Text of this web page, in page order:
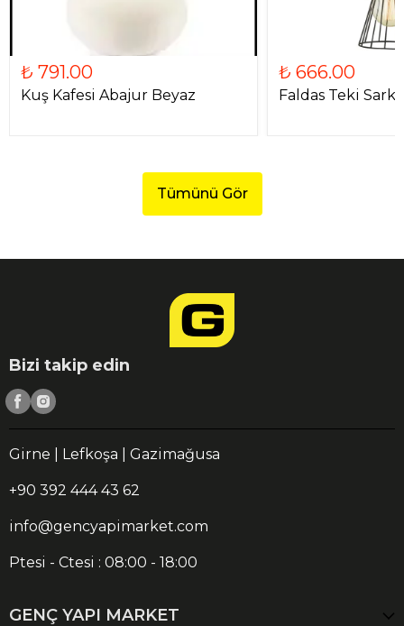
₺ 791.00
Kuş Kafesi Abajur Beyaz
₺ 666.00
Faldas Teki
Tümünü Gör
Bizi takip edin
Girne | Lefkoşa | Gazimağusa
+90 392 444 43 62
info@gencyapimarket.com
Ptesi - Ctesi : 08:00 - 18:00
GENÇ YAPI MARKET